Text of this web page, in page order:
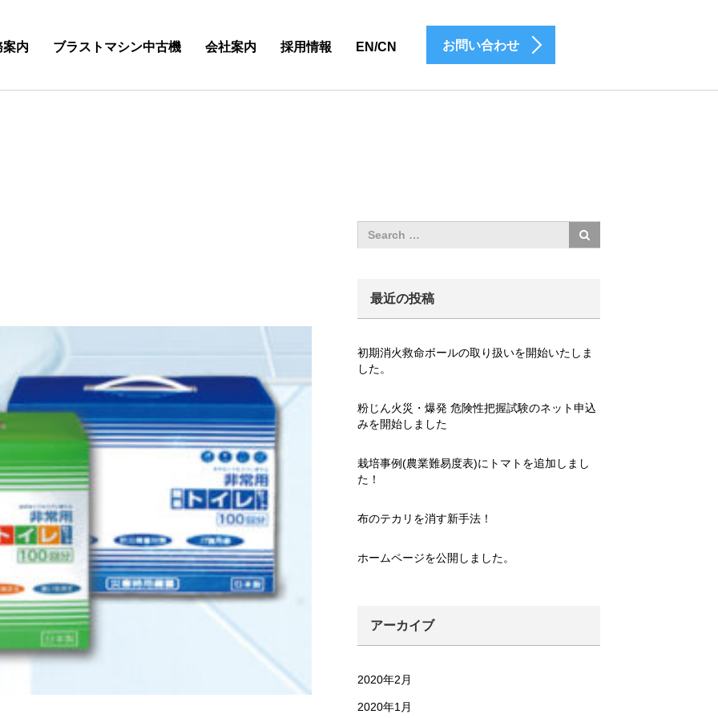
案内 ブラストマシン中古機 会社案内 採用情報 EN/CN お問い合わせ
最近の投稿
初期消火救命ボールの取り扱いを開始いたしま
した。
粉じん火災・爆発 危険性把握試験のネット申込
みを開始しました
栽培事例(農業難易度表)にトマトを追加しまし
た！
布のテカリを消す新手法！
ホームページを公開しました。
アーカイブ
2020年2月
2020年1月